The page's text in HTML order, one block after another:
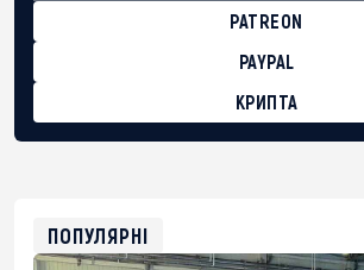
PATREON
PAYPAL
КРИПТА
0xfD02863D3289416fcF50975c9DFda13623f97758
ПОПУЛЯРНІ